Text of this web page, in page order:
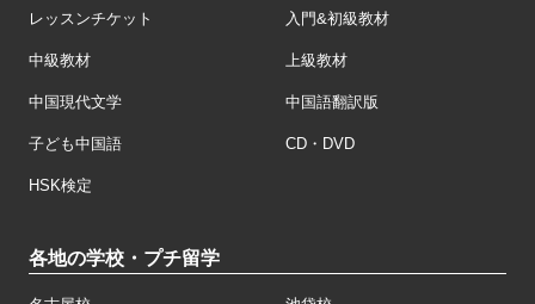
レッスンチケット 入門&初級教材
中級教材 上級教材
中国現代文学 中国語翻訳版
子ども中国語 CD・DVD
HSK検定
各地の学校・プチ留学